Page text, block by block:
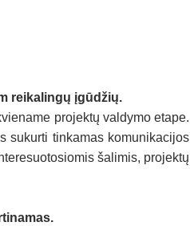
reikalingų įgūdžių.
projektų valdymo etape.
sukurti tinkamas komunikacijos
šalimis, projektų